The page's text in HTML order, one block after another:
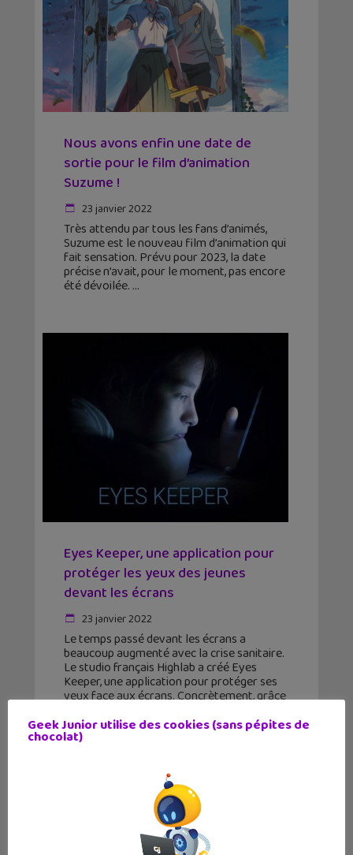
Nous avons enfin une date de
sortie pour le film d’animation
Suzume !
23 janvier 2022
Très attendu par tous les fans d’animés,
Suzume est le nouveau film d’animation qui
fait sensation. Prévu pour 2023, la date
précise n’avait, pour le moment, pas encore
été dévoilée.
Eyes Keeper, une application pour
protéger les yeux des jeunes
devant les écrans
23 janvier 2022
Le temps passé devant les écrans a
beaucoup augmenté avec la crise sanitaire.
Le studio français Highlab a créé Eyes
Keeper, une application pour protéger ses
yeux face aux écrans. Concrètement, grâce
Geek Junior utilise des cookies (sans pépites de
chocolat)